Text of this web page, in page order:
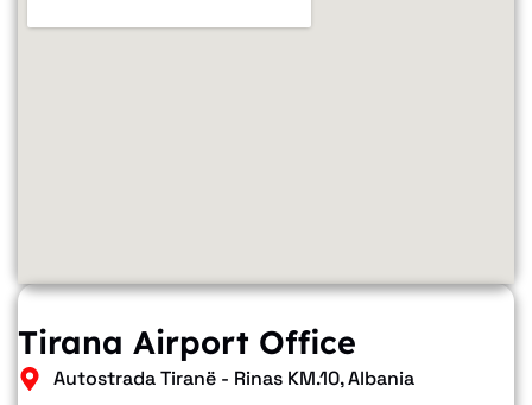
Tirana Airport Office
Autostrada Tiranë - Rinas KM.10, Albania